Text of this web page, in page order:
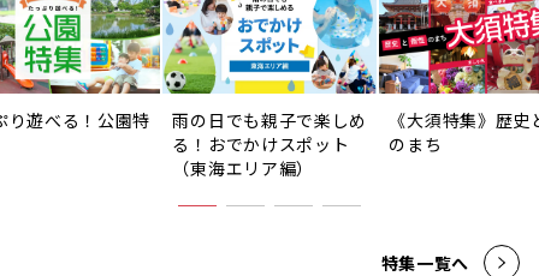
り遊べる！公園特
雨の日でも親子で楽しめ
る！おでかけスポット
（東海エリア編）
《大須特集》歴史
のまち
特集一覧へ